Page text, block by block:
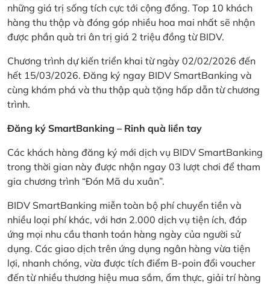
những giá trị sống tích cực tới cộng đồng. Top 10 khách
hàng thu thập và đóng góp nhiều hoa mai nhất sẽ nhận
được phần quà tri ân trị giá 2 triệu đồng từ BIDV.
Chương trình dự kiến triển khai từ ngày 02/02/2026 đến
hết 15/03/2026. Đăng ký ngay BIDV SmartBanking và
cùng khám phá và thu thập quà tặng hấp dẫn từ chương
trình.
Đăng ký SmartBanking – Rinh quà liền tay
Các khách hàng đăng ký mới dịch vụ BIDV SmartBanking
trong thời gian này được nhận ngay 03 lượt chơi để tham
gia chương trình “Đón Mã du xuân”.
BIDV SmartBanking miễn toàn bộ phí chuyển tiền và
nhiều loại phí khác, với hơn 2.000 dịch vụ tiện ích, đáp
ứng mọi nhu cầu thanh toán hàng ngày của người sử
dụng. Các giao dịch trên ứng dụng ngân hàng vừa tiện
lợi, nhanh chóng, vừa được tích điểm B-poin đổi voucher
đến từ nhiều thương hiệu mua sắm, ẩm thực, giải trí hàng